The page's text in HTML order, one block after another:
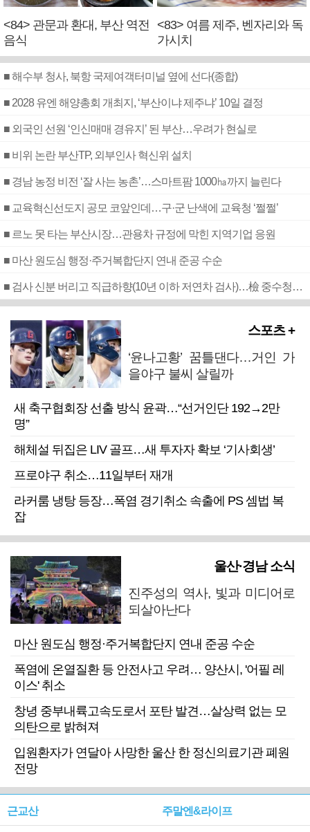
<84> 관문과 환대, 부산 역전
음식
<83> 여름 제주, 벤자리와 독
가시치
■ 해수부 청사, 북항 국제여객터미널 옆에 선다(종합)
■ 2028 유엔 해양총회 개최지, ‘부산이냐 제주냐’ 10일 결정
■ 외국인 선원 ‘인신매매 경유지’ 된 부산…우려가 현실로
■ 비위 논란 부산TP, 외부인사 혁신위 설치
■ 경남 농정 비전 ‘잘 사는 농촌’…스마트팜 1000㏊까지 늘린다
■ 교육혁신선도지 공모 코앞인데…구·군 난색에 교육청 ‘쩔쩔’
■ 르노 못 타는 부산시장…관용차 규정에 막힌 지역기업 응원
■ 마산 원도심 행정·주거복합단지 연내 준공 수순
■ 검사 신분 버리고 직급하향(10년 이하 저연차 검사)…檢 중수청행 기피
스포츠 +
‘윤나고황’ 꿈틀댄다…거인 가
을야구 불씨 살릴까
새 축구협회장 선출 방식 윤곽…“선거인단 192→2만
명”
해체설 뒤집은 LIV 골프…새 투자자 확보 ‘기사회생’
프로야구 취소…11일부터 재개
라커룸 냉탕 등장…폭염 경기취소 속출에 PS 셈법 복
잡
울산·경남 소식
진주성의 역사, 빛과 미디어로
되살아난다
마산 원도심 행정·주거복합단지 연내 준공 수순
폭염에 온열질환 등 안전사고 우려… 양산시, '어필 레
이스' 취소
창녕 중부내륙고속도로서 포탄 발견…살상력 없는 모
의탄으로 밝혀져
입원환자가 연달아 사망한 울산 한 정신의료기관 폐원
전망
근교산 주말엔&라이프